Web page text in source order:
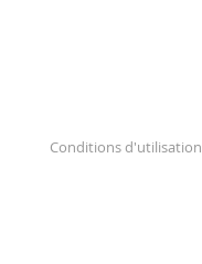
Conditions d'utilisation